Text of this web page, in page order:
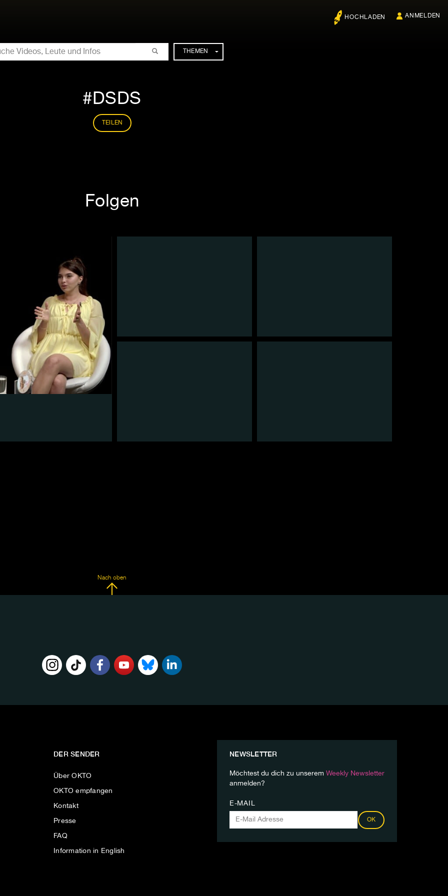
HOCHLADEN ANMELDEN
THEMEN
DSDS
TEILEN
Folgen
Nach oben
DER SENDER
Über OKTO
OKTO empfangen
Kontakt
Presse
FAQ
Information in English
NEWSLETTER
Möchtest du dich zu unserem Weekly Newsletter
anmelden?
E-MAIL
OK